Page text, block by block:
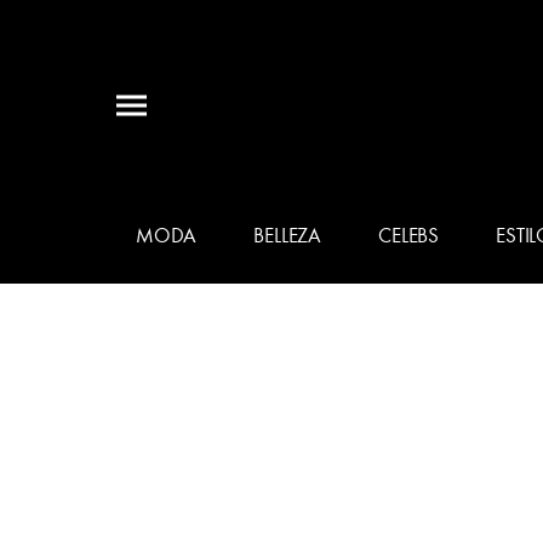
MODA BELLEZA CELEBS